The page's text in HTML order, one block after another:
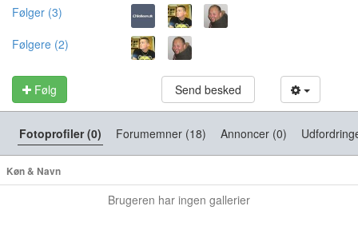
Følger (3)
Følgere (2)
Følg Send besked
Fotoprofiler (0) Forumemner (18) Annoncer (0)
Køn & Navn
Brugeren har ingen gallerier